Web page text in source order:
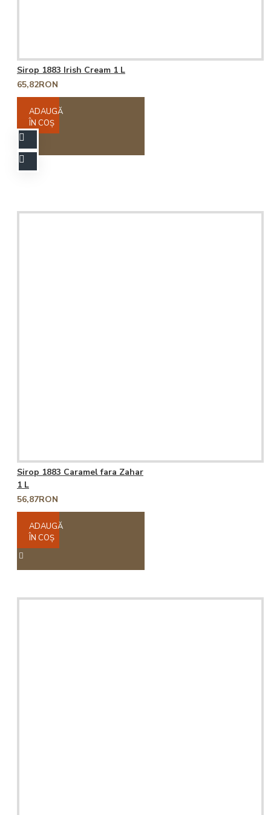
Sirop 1883 Irish Cream 1 L
65,82RON
ADAUGĂ
ÎN COŞ
Sirop 1883 Caramel fara Zahar
1 L
56,87RON
ADAUGĂ
ÎN COŞ